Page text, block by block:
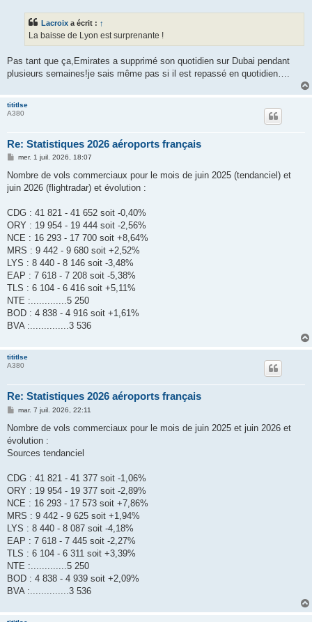
Lacroix a écrit : ↑
La baisse de Lyon est surprenante !
Pas tant que ça,Emirates a supprimé son quotidien sur Dubai pendant
plusieurs semaines!je sais même pas si il est repassé en quotidien….
tititlse
A380
Re: Statistiques 2026 aéroports français
M
s
a
mer. 1 juil. 2026, 18:07
Nombre de vols commerciaux pour le mois de juin 2025 (tendanciel) et
juin 2026 (flightradar) et évolution :
CDG : 41 821 - 41 652 soit -0,40%
ORY : 19 954 - 19 444 soit -2,56%
NCE : 16 293 - 17 700 soit +8,64%
MRS : 9 442 - 9 680 soit +2,52%
LYS : 8 440 - 8 146 soit -3,48%
EAP : 7 618 - 7 208 soit -5,38%
TLS : 6 104 - 6 416 soit +5,11%
NTE :.............5 250
BOD : 4 838 - 4 916 soit +1,61%
BVA :..............3 536
tititlse
A380
Re: Statistiques 2026 aéroports français
M
s
a
g
mar. 7 juil. 2026, 22:11
Nombre de vols commerciaux pour le mois de juin 2025 et juin 2026 et
évolution :
Sources tendanciel
CDG : 41 821 - 41 377 soit -1,06%
ORY : 19 954 - 19 377 soit -2,89%
NCE : 16 293 - 17 573 soit +7,86%
MRS : 9 442 - 9 625 soit +1,94%
LYS : 8 440 - 8 087 soit -4,18%
EAP : 7 618 - 7 445 soit -2,27%
TLS : 6 104 - 6 311 soit +3,39%
NTE :.............5 250
BOD : 4 838 - 4 939 soit +2,09%
BVA :..............3 536